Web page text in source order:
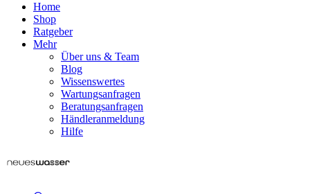
Home
Shop
Ratgeber
Mehr
Über uns & Team
Blog
Wissenswertes
Wartungsanfragen
Beratungsanfragen
Händleranmeldung
Hilfe